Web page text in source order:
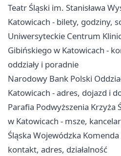
Teatr Śląski im. Stanisława
Katowicach - bilety, godziny,
Uniwersyteckie Centrum
Gibińskiego w Katowicach -
oddziały i poradnie
Narodowy Bank Polski
Katowicach - adres, dojazd i
Parafia Podwyższenia Krzyża
w Katowicach - msze,
Śląska Wojewódzka
kontakt, adres, działalność